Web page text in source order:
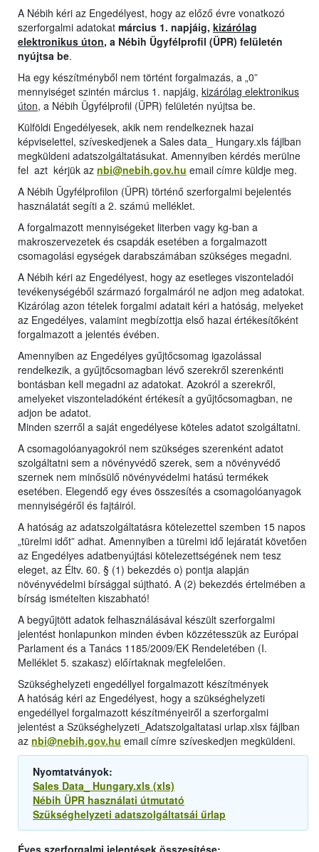
A Nébih kéri az Engedélyest, hogy az előző évre vonatkozó
szerforgalmi adatokat március 1. napjáig, kizárólag
elektronikus úton, a Nébih Ügyfélprofil (ÜPR) felületén
nyújtsa be.
Ha egy készítményből nem történt forgalmazás, a „0”
mennyiséget szintén március 1. napjáig, kizárólag elektronikus
úton, a Nébih Ügyfélprofil (ÜPR) felületén nyújtsa be.
Külföldi Engedélyesek, akik nem rendelkeznek hazai
képviselettel, szíveskedjenek a Sales data_ Hungary.xls fájlban
megküldeni adatszolgáltatásukat. Amennyiben kérdés merülne
fel azt kérjük az nbi@nebih.gov.hu email címre küldje meg.
A Nébih Ügyfélprofilon (ÜPR) történő szerforgalmi bejelentés
használatát segíti a 2. számú melléklet.
A forgalmazott mennyiségeket literben vagy kg-ban a
makroszervezetek és csapdák esetében a forgalmazott
csomagolási egységek darabszámában szükséges megadni.
A Nébih kéri az Engedélyest, hogy az esetleges viszonteladói
tevékenységéből származó forgalmáról ne adjon meg adatokat.
Kizárólag azon tételek forgalmi adatait kéri a hatóság, melyeket
az Engedélyes, valamint megbízottja első hazai értékesítőként
forgalmazott a jelentés évében.
Amennyiben az Engedélyes gyűjtőcsomag igazolással
rendelkezik, a gyűjtőcsomagban lévő szerekről szerenkénti
bontásban kell megadni az adatokat. Azokról a szerekről,
amelyeket viszonteladóként értékesít a gyűjtőcsomagban, ne
adjon be adatot.
Minden szerről a saját engedélyese köteles adatot szolgáltatni.
A csomagolóanyagokról nem szükséges szerenként adatot
szolgáltatni sem a növényvédő szerek, sem a növényvédő
szernek nem minősülő növényvédelmi hatású termékek
esetében. Elegendő egy éves összesítés a csomagolóanyagok
mennyiségéről és fajtáiról.
A hatóság az adatszolgáltatásra kötelezettel szemben 15 napos
„türelmi időt” adhat. Amennyiben a türelmi idő lejáratát követően
az Engedélyes adatbenyújtási kötelezettségének nem tesz
eleget, az Éltv. 60. § (1) bekezdés o) pontja alapján
növényvédelmi bírsággal sújtható. A (2) bekezdés értelmében a
bírság ismételten kiszabható!
A begyűjtött adatok felhasználásával készült szerforgalmi
jelentést honlapunkon minden évben közzétesszük az Európai
Parlament és a Tanács 1185/2009/EK Rendeletében (I.
Melléklet 5. szakasz) előírtaknak megfelelően.
Szükséghelyzeti engedéllyel forgalmazott készítmények
A hatóság kéri az Engedélyest, hogy a szükséghelyzeti
engedéllyel forgalmazott készítményeiről a szerforgalmi
jelentést a Szükséghelyzeti_Adatszolgaltatasi urlap.xlsx fájlban
az nbi@nebih.gov.hu email címre szíveskedjen megküldeni.
Nyomtatványok:
Sales Data_ Hungary.xls (xls)
Nébih ÜPR használati útmutató
Szükséghelyzeti adatszolgáltatsái űrlap